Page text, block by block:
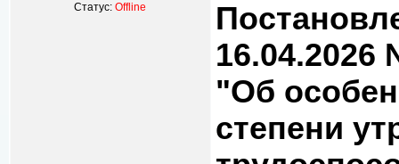
Статус:Offline
16.04.2026
"Об
степени